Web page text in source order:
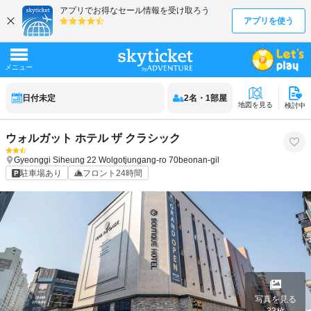
日付未定 2名 ・ 1部屋
地図を見る 検討中
ウォルガット ホテル ザ クラシック
Gyeonggi Siheung 22 Wolgotjungang-ro 70beonan-gil
駐車場あり
フロント24時間
写真を見る